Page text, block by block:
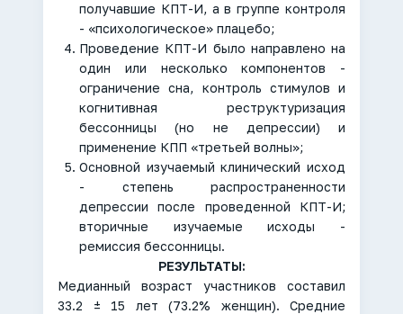
получавшие КПТ-И, а в группе контроля
- «психологическое» плацебо;
Проведение КПТ-И было направлено на
один или несколько компонентов -
ограничение сна, контроль стимулов и
когнитивная реструктуризация
бессонницы (но не депрессии) и
применение КПП «третьей волны»;
Основной изучаемый клинический исход
- степень распространенности
депрессии после проведенной КПТ-И;
вторичные изучаемые исходы -
ремиссия бессонницы.
РЕЗУЛЬТАТЫ:
Медианный возраст участников составил
33.2 ± 15 лет (73.2% женщин). Средние